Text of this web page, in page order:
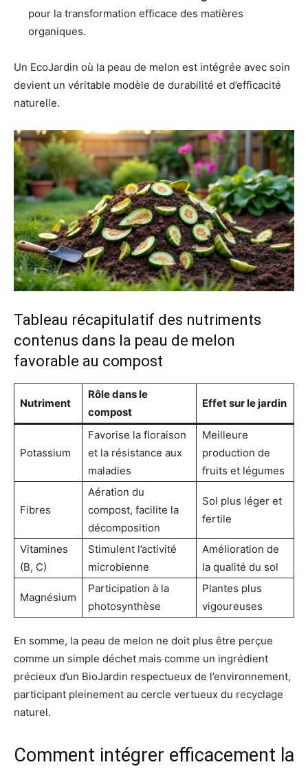
pour la transformation efficace des matières
organiques.
Un EcoJardin où la peau de melon est intégrée avec soin
devient un véritable modèle de durabilité et d’efficacité
naturelle.
Tableau récapitulatif des nutriments
contenus dans la peau de melon
favorable au compost
Nutriment
Rôle dans le
compost
Effet sur le jardin
Potassium
Favorise la floraison
et la résistance aux
maladies
Meilleure
production de
fruits et légumes
Fibres
Aération du
compost, facilite la
décomposition
Sol plus léger et
fertile
Vitamines
(B, C)
Stimulent l’activité
microbienne
Amélioration de
la qualité du sol
Magnésium
Participation à la
photosynthèse
Plantes plus
vigoureuses
En somme, la peau de melon ne doit plus être perçue
comme un simple déchet mais comme un ingrédient
précieux d’un BioJardin respectueux de l’environnement,
participant pleinement au cercle vertueux du recyclage
naturel.
Comment intégrer efficacement la